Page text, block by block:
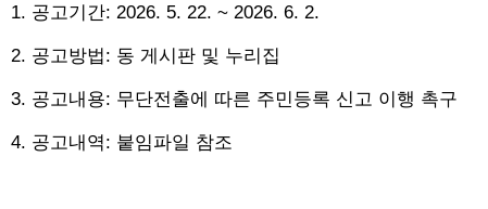
1. 공고기간: 2026. 5. 22. ~ 2026. 6. 2.
2. 공고방법: 동 게시판 및 누리집
3. 공고내용: 무단전출에 따른 주민등록 신고 이행 촉구
4. 공고내역: 붙임파일 참조​